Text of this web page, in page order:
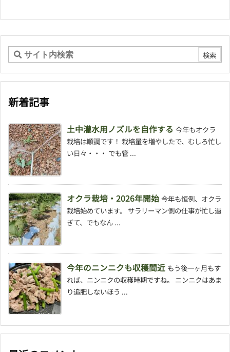
新着記事
土中灌水用ノズルを自作する 今年もオクラ
栽培は順調です！ 栽培量を増やしたで、むしろ忙し
い日々・・・ でも管 ...
オクラ栽培・2026年開始 今年も恒例、オクラ
栽培始めています。 サラリーマン側の仕事が忙し過
ぎて、でもなん ...
今年のニンニクも収穫間近 もう後一ヶ月もす
れば、ニンニクの収穫時期ですね。 ニンニクはあま
り追肥しないほう ...